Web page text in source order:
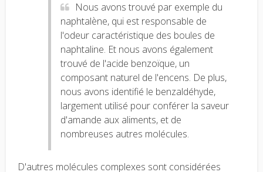
Nous avons trouvé par exemple du
naphtalène, qui est responsable de
l'odeur caractéristique des boules de
naphtaline. Et nous avons également
trouvé de l'acide benzoïque, un
composant naturel de l'encens. De plus,
nous avons identifié le benzaldéhyde,
largement utilisé pour conférer la saveur
d'amande aux aliments, et de
nombreuses autres molécules.
D'autres molécules complexes sont considérées